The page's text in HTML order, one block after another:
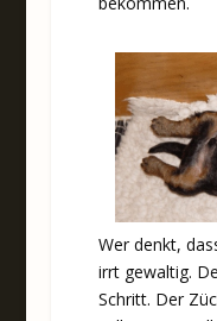
Wer denkt,
irrt gewaltig.
Schritt. Der